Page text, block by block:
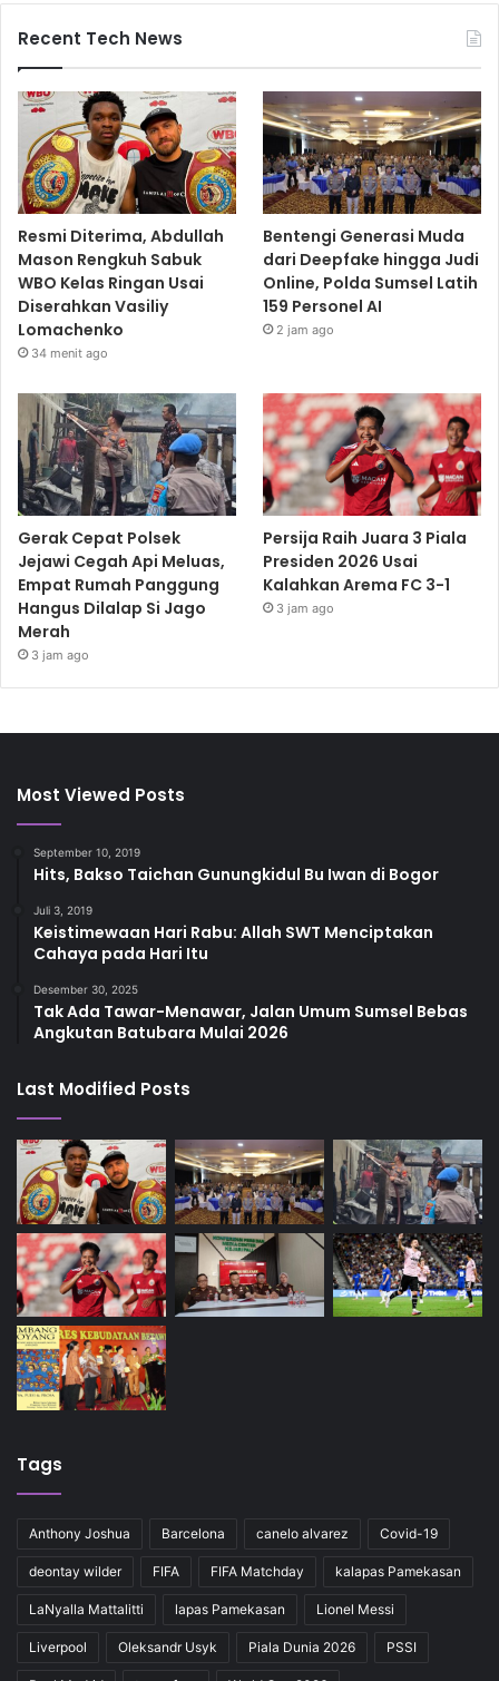
Recent Tech News
Resmi Diterima, Abdullah
Mason Rengkuh Sabuk
WBO Kelas Ringan Usai
Diserahkan Vasiliy
Lomachenko
34 menit ago
Bentengi Generasi Muda
dari Deepfake hingga Judi
Online, Polda Sumsel Latih
159 Personel AI
2 jam ago
Gerak Cepat Polsek
Jejawi Cegah Api Meluas,
Empat Rumah Panggung
Hangus Dilalap Si Jago
Merah
3 jam ago
Persija Raih Juara 3 Piala
Presiden 2026 Usai
Kalahkan Arema FC 3-1
3 jam ago
Most Viewed Posts
September 10, 2019
Hits, Bakso Taichan Gunungkidul Bu Iwan di Bogor
Juli 3, 2019
Keistimewaan Hari Rabu: Allah SWT Menciptakan
Cahaya pada Hari Itu
Desember 30, 2025
Tak Ada Tawar-Menawar, Jalan Umum Sumsel Bebas
Angkutan Batubara Mulai 2026
Last Modified Posts
Tags
Anthony Joshua Barcelona canelo alvarez Covid-19
deontay wilder FIFA FIFA Matchday kalapas Pamekasan
LaNyalla Mattalitti lapas Pamekasan Lionel Messi
Liverpool Oleksandr Usyk Piala Dunia 2026 PSSI